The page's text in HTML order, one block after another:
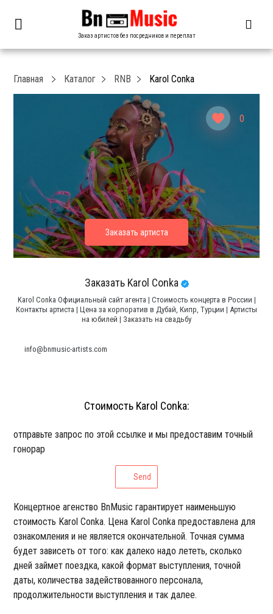
Заказ артистов без посредников и переплат
0
Главная Каталог RNB Karol Conka
Заказать Karol Conka
Karol Conka Официальный сайт агента | Стоимость концерта в России |
Контакты артиста | Цена за корпоратив в Дубай, Кипр, Турции | Артисты
на юбилей | Заказать на свадьбу
info@bnmusic-artists.com
Стоимость Karol Conka:
отправьте запрос по этой ссылке и мы предоставим точный
гонорар
Send
Концертное агенство BnMusic гарантирует наименьшую
стоимость Karol Conka. Цена Karol Conka предоставлена для
ознакомления и не является окончательной. Точная сумма
будет зависеть от того: как далеко надо лететь, сколько
дней займет поездка, какой формат выступления, точной
даты, количества задействованного персонала,
продолжительности выступления и так далее.